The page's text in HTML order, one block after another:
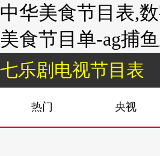
中华美食节目表,
美食节目单-ag捕
七乐剧电视节目表
热门 央视